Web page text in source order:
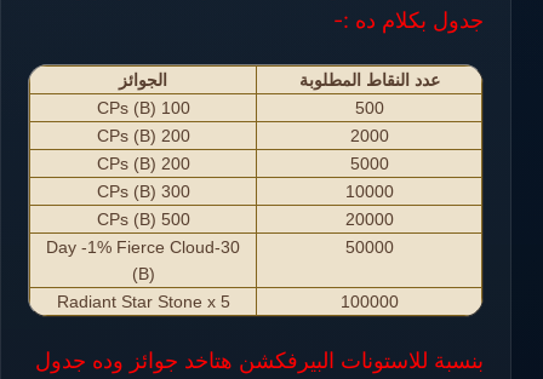
جدول بكلام ده :-
عدد النقاط المطلوبة
الجوائز
500
100 CPs (B)
2000
200 CPs (B)
5000
200 CPs (B)
10000
300 CPs (B)
20000
500 CPs (B)
50000
30-Day -1% Fierce Cloud
(B)
100000
Radiant Star Stone x 5
بنسبة للاستونات البيرفكشن هتاخد جوائز وده جدول